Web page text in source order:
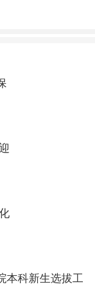
本科新生选拔工